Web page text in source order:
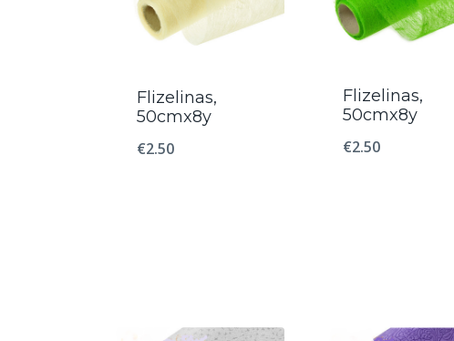
Flizelinas,
50cmx8y
€2.50
Flizelinas,
50cmx8y
€2.50